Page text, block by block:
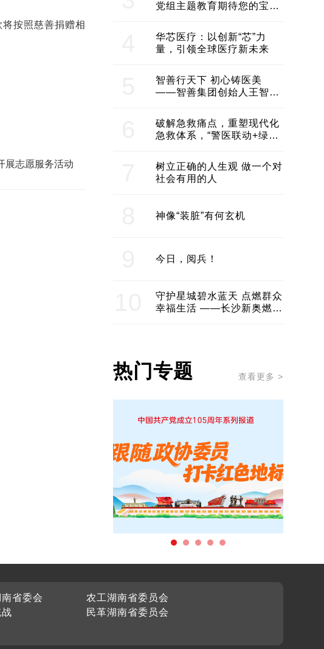
按照慈善捐赠相
展志愿服务活动
党组主题教育期待您的宝贵
华芯医疗：以创新“芯”力
量，引领全球医疗新未来
智善行天下 初心铸医美
——智善集团创始人王智带
建医美产业良性生态圈
破解急救痛点，重塑现代化
急救体系，“警医联动+绿波
树立正确的人生观 做一个对
社会有用的人
神像“装脏”有何玄机
今日，阅兵！
守护星城碧水蓝天 点燃群众
幸福生活 ——长沙新奥燃气
热门专题 查看更多 >
省委会
农工湖南省委员会
民革湖南省委员会